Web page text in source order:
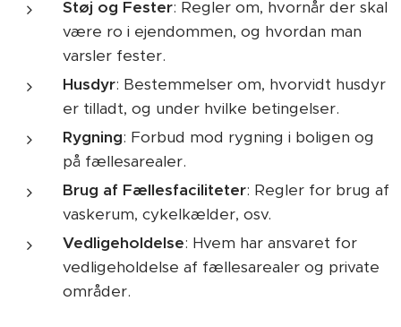
Støj og Fester: Regler om, hvornår der skal
være ro i ejendommen, og hvordan man
varsler fester.
Husdyr: Bestemmelser om, hvorvidt husdyr
er tilladt, og under hvilke betingelser.
Rygning: Forbud mod rygning i boligen og
på fællesarealer.
Brug af Fællesfaciliteter: Regler for brug af
vaskerum, cykelkælder, osv.
Vedligeholdelse: Hvem har ansvaret for
vedligeholdelse af fællesarealer og private
områder.